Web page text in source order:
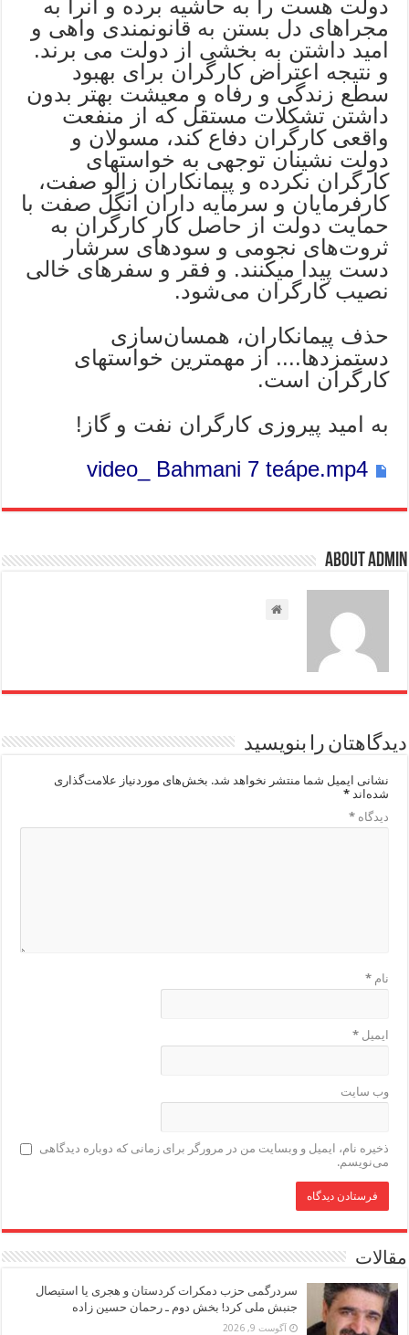
دولت هست را به حاشیه برده و انرا به
مجراهای دل بستن به قانونمندی واهی و
امید داشتن به بخشی از دولت می برند.
و نتیجه اعتراض کارگران برای بهبود
سطع زندگی و رفاه و معیشت بهتر بدون
داشتن تشکلات مستقل که از منفعت
واقعی کارگران دفاع کند، مسولان و
دولت نشینان توجهی به خواستهای
کارگران نکرده و پیمانکاران زالو صفت،
کارفرمایان و سرمایه داران انگل صفت با
حمایت دولت از حاصل کار کارگران به
ثروت‌های نجومی و سودهای سرشار
دست پیدا میکنند. و فقر و سفرهای خالی
نصیب کارگران می‌شود.
حذف پیمانکاران، همسان‌سازی
دستمزدها..‌.. از مهمترین خواستهای
کارگران است.
به امید پیروزی کارگران نفت و گاز!
video_ Bahmani 7 teápe.mp4
About admin
دیدگاهتان را بنویسید
نشانی ایمیل شما منتشر نخواهد شد. بخش‌های موردنیاز علامت‌گذاری
شده‌اند*
دیدگاه*
نام*
ایمیل*
وب‌ سایت
ذخیره نام، ایمیل و وبسایت من در مرورگر برای زمانی که دوباره دیدگاهی
می‌نویسم.
مقالات
سردرگمی حزب دمکرات کردستان و هجری یا استیصال
جنبش ملی کرد! بخش دوم ـ رحمان حسین زاده
آگوست 9, 2026